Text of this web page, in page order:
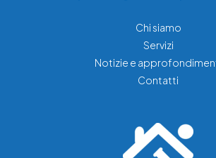
Chi siamo
Servizi
Notizie e
Contatti